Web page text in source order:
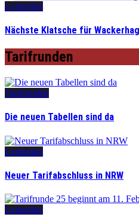
Leitartikel
Nächste Klatsche für
Tarifrunden
Tarifrunden
Die neuen Tabellen sind da
Leitartikel
Neuer Tarifabschluss in NRW
Leitartikel